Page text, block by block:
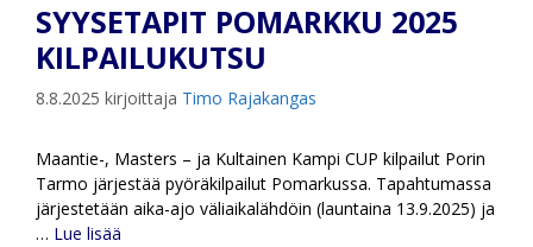
SYYSETAPIT POMARKKU 2025
KILPAILUKUTSU
8.8.2025 kirjoittaja Timo Rajakangas
Maantie-, Masters – ja Kultainen Kampi CUP kilpailut Porin
Tarmo järjestää pyöräkilpailut Pomarkussa. Tapahtumassa
järjestetään aika-ajo väliaikalähdöin (launtaina 13.9.2025) ja
… Lue lisää